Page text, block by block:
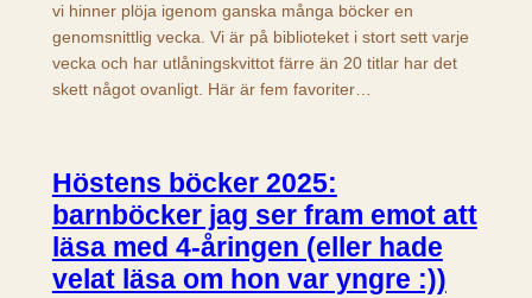
vi hinner plöja igenom ganska många böcker en
genomsnittlig vecka. Vi är på biblioteket i stort sett varje
vecka och har utlåningskvittot färre än 20 titlar har det
skett något ovanligt. Här är fem favoriter…
Höstens böcker 2025:
barnböcker jag ser fram emot att
läsa med 4-åringen (eller hade
velat läsa om hon var yngre :))